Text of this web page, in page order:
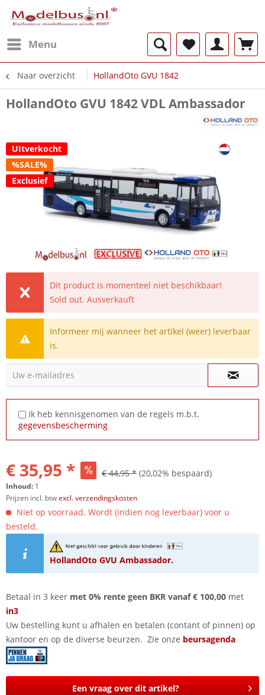
Menu
Naar overzicht HollandOto GVU 1842
HollandOto GVU 1842 VDL Ambassador
UItverkocht
%SALE%
Exclusief
Dit product is momenteel niet beschikbaar!
Sold out. Ausverkauft
Informeer mij wanneer het artikel (weer) leverbaar
is.
Uw e-mailadres
Ik heb kennisgenomen van de regels m.b.t.
gegevensbescherming
€ 35,95 * € 44,95 * (20,02% bespaard)
Inhoud: 1
Prijzen incl. btwexcl. verzendingskosten
Niet op voorraad. Wordt (indien nog leverbaar) voor u
besteld.
HollandOto GVU Ambassador.
Betaal in 3 keer met 0% rente geen BKR vanaf € 100,00 met
in3
Uw bestelling kunt u afhalen en betalen (contant of pinnen) op
kantoor en op de diverse beurzen. Zie onze beursagenda
Een vraag over dit artikel?